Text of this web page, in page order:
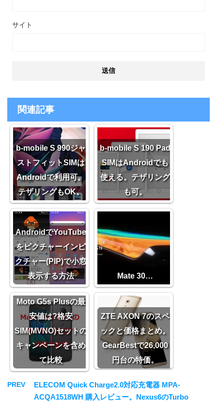
サイト
関連記事
b-mobile S 990ジャ
ストフィットSIMは
Androidで利用可。
テザリングもOK。
b-mobile S 190 Pad
SIMはAndroidでも
使える。テザリング
も可。
AndroidでYouTube
をピクチャーインピ
クチャー(PIP)で小窓
表示する方法
Mate 30…
Moto G5s Plusの最
安値は?格安
SIM(MVNO)セットの
キャンペーンを含め
て比較
ZTE AXON 7のスペ
ックと価格まとめ。
GearBestで26,000
円台の特価。
PREV
ELECOM Quick Charge2.0対応充電器 MPA-
ACQA1518WH 購入レビュー。Nexus6のTurbo